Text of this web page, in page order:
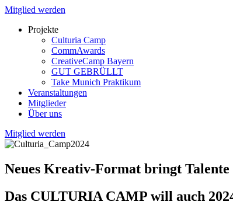
Mitglied werden
Projekte
Culturia Camp
CommAwards
CreativeCamp Bayern
GUT GEBRÜLLT
Take Munich Praktikum
Veranstaltungen
Mitglieder
Über uns
Mitglied werden
Neues Kreativ-Format bringt Talente
Das CULTURIA CAMP will auch